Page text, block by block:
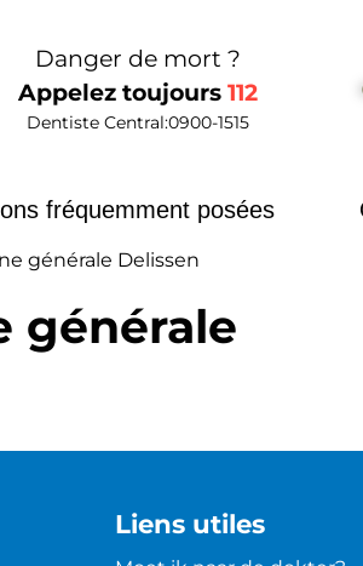
Danger de mort ?
Appelez toujours 112
Dentiste Central:0900-1515
fréquemment posées
générale Delissen
générale
Liens utiles